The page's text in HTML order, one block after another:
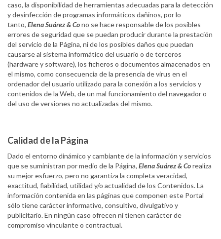
caso, la disponibilidad de herramientas adecuadas para la detección
y desinfección de programas informáticos dañinos, por lo
tanto, Elena Suárez & Cono se hace responsable de los posibles
errores de seguridad que se puedan producir durante la prestación
del servicio de la Página, ni de los posibles daños que puedan
causarse al sistema informático del usuario o de terceros
(hardware y software), los ficheros o documentos almacenados en
el mismo, como consecuencia de la presencia de virus en el
ordenador del usuario utilizado para la conexión a los servicios y
contenidos de la Web, de un mal funcionamiento del navegador o
del uso de versiones no actualizadas del mismo.
Calidad de la Página
Dado el entorno dinámico y cambiante de la información y servicios
que se suministran por medio de la Página, Elena Suárez & Corealiza
su mejor esfuerzo, pero no garantiza la completa veracidad,
exactitud, fiabilidad, utilidad y/o actualidad de los Contenidos. La
información contenida en las páginas que componen este Portal
sólo tiene carácter informativo, consultivo, divulgativo y
publicitario. En ningún caso ofrecen ni tienen carácter de
compromiso vinculante o contractual.